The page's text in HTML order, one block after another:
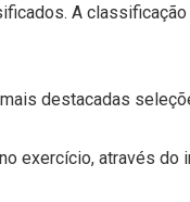
A
destacadas
exercício, através